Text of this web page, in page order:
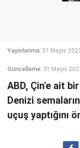
Yayınlanma: 31 Mayıs
Güncelleme: 31 Mayıs
ABD, Çin'e ait
Denizi
uçuş yaptığını